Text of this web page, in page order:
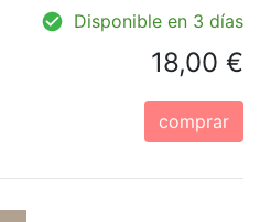
Disponible en 3 días
18,00 €
comprar